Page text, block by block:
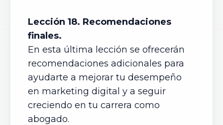
Lección 18. Recomendaciones
finales.
En esta última lección se ofrecerán
recomendaciones adicionales para
ayudarte a mejorar tu desempeño
en marketing digital y a seguir
creciendo en tu carrera como
abogado.